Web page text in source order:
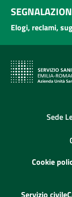
Elogi, reclami,
Sede
Cookie